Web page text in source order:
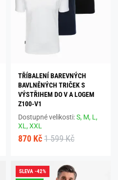
TŘÍBALENÍ BAREVNÝCH
BAVLNĚNÝCH TRIČEK S
VÝSTŘIHEM DO V A LOGEM
Z100-V1
Dostupné velikosti:S, M, L,
XL,XXL
870 Kč 1 599 Kč
SLEVA -42%